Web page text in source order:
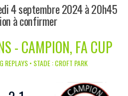
4 septembre 2024 à 20h45
à confirmer
- CAMPION, FA CUP
REPLAYS • STADE : CROFT PARK